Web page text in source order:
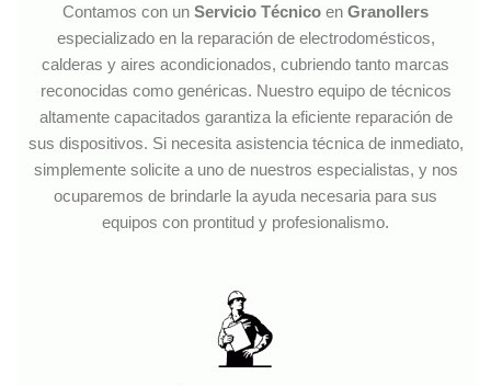
Contamos con un Servicio Técnico en Granollers
especializado en la reparación de electrodomésticos,
calderas y aires acondicionados, cubriendo tanto marcas
reconocidas como genéricas. Nuestro equipo de técnicos
altamente capacitados garantiza la eficiente reparación de
sus dispositivos. Si necesita asistencia técnica de inmediato,
simplemente solicite a uno de nuestros especialistas, y nos
ocuparemos de brindarle la ayuda necesaria para sus
equipos con prontitud y profesionalismo.